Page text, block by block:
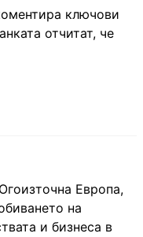
ключови
отчитат, че
Европа,
на
и бизнеса в